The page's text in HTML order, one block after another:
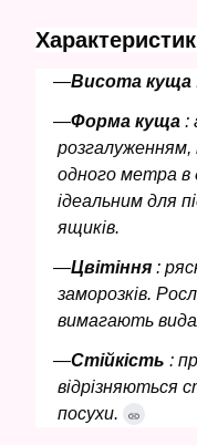
Висота куща
Форма куща :
одного метра в
ідеальним для
ящиків.
Цвітіння :
заморозків.
вимагають
Стійкість :
відрізняються
посухи.